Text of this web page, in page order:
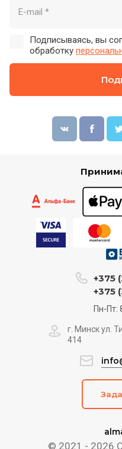
Подписываясь, вы
обработку
© 2021 - 2026
+375
+375
Пн-Пт:
г. Минск ул.
414